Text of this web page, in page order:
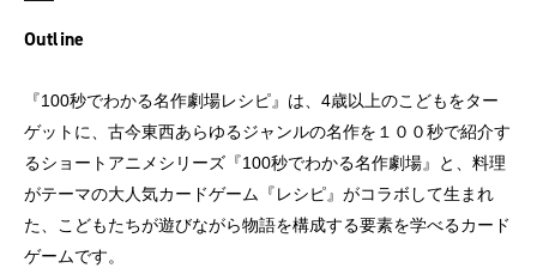
Outline
『100秒でわかる名作劇場レシピ』は、4歳以上のこどもをター
ゲットに、古今東西あらゆるジャンルの名作を１００秒で紹介す
るショートアニメシリーズ『100秒でわかる名作劇場』と、料理
がテーマの大人気カードゲーム『レシピ』がコラボして生まれ
た、こどもたちが遊びながら物語を構成する要素を学べるカード
ゲームです。